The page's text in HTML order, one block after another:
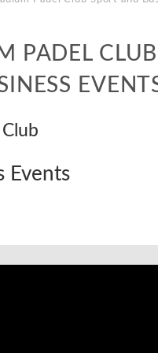
PADEL CLUB
Events